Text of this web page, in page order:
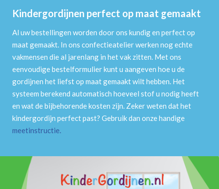
Kindergordijnen perfect op maat gemaakt
Al uw bestellingen worden door ons kundig en perfect op
maat gemaakt. In ons confectieatelier werken nog echte
vakmensen die al jarenlang in het vak zitten. Met ons
eenvoudige bestelformulier kunt u aangeven hoe u de
gordijnen het liefst op maat gemaakt wilt hebben. Het
systeem berekend automatisch hoeveel stof u nodig heeft
en wat de bijbehorende kosten zijn. Zeker weten dat het
kindergordijn perfect past? Gebruik dan onze handige
meetinstructie.